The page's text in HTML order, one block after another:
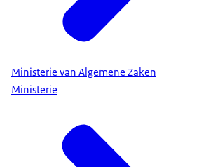
Ministerie van Algemene Zaken
Ministerie